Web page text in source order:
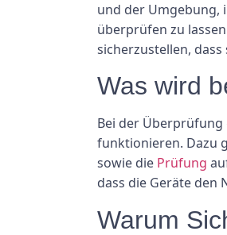
und der Umgebung,
überprüfen zu
sicherzustellen, dass
Was wird
Bei der Überprüfung
funktionieren. Dazu
sowie die Prüfung
dass die Geräte den
Warum